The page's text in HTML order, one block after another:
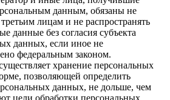
данным, обязаны не
лицам и не распространять
данные без согласия субъекта
данных, если иное не
федеральным законом.
хранение персональных
позволяющей определить
данных, не дольше, чем
цели обработки персональных